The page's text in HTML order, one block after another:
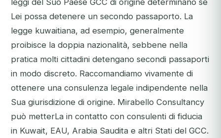
leggi del Suo Paese GCC di origine determinano se
Lei possa detenere un secondo passaporto. La
legge kuwaitiana, ad esempio, generalmente
proibisce la doppia nazionalità, sebbene nella
pratica molti cittadini detengano secondi passaporti
in modo discreto. Raccomandiamo vivamente di
ottenere una consulenza legale indipendente nella
Sua giurisdizione di origine. Mirabello Consultancy
può metterLa in contatto con consulenti di fiducia
in Kuwait, EAU, Arabia Saudita e altri Stati del GCC.